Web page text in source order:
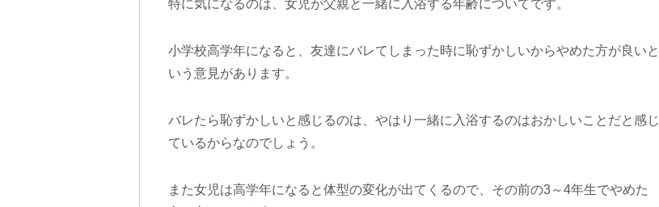
特に気になるのは、女児が父親と一緒に入浴する年齢についてです。
小学校高学年になると、友達にバレてしまった時に恥ずかしいからやめた方が良いと
いう意見があります。
バレたら恥ずかしいと感じるのは、やはり一緒に入浴するのはおかしいことだと感じ
ているからなのでしょう。
また女児は高学年になると体型の変化が出てくるので、その前の3～4年生でやめた